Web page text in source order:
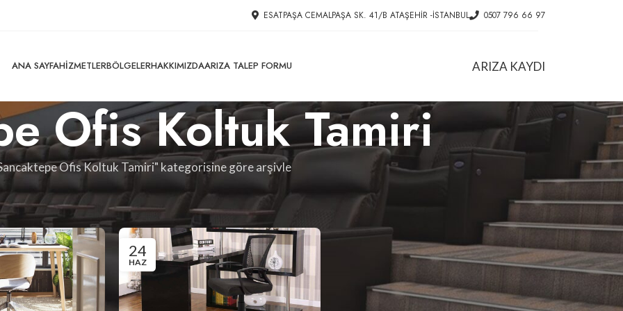
ESATPAŞA CEMALPAŞA SK. 41/B ATAŞEHIR -İSTANBUL 0507 796 66 97
ANA SAYFAHIZMETLERBÖLGELERHAKKIMIZDAARIZA TALEP FORMU ARIZA KAYDI
Ofis Koltuk Tamiri
Ofis Koltuk Tamiri" kategorisine göre arşivle
ve yedek parça değişimlerinde ücretsiz nakliye ve keşif
24
HAZ
HIZMETLER
Ofis Koltuk Tamiri
Konferans Koltuğu Tamiri
Döner Sandalye Tamiri